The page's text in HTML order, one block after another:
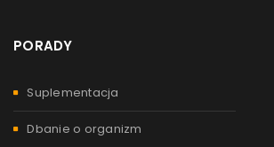
PORADY
Suplementacja
Dbanie o organizm